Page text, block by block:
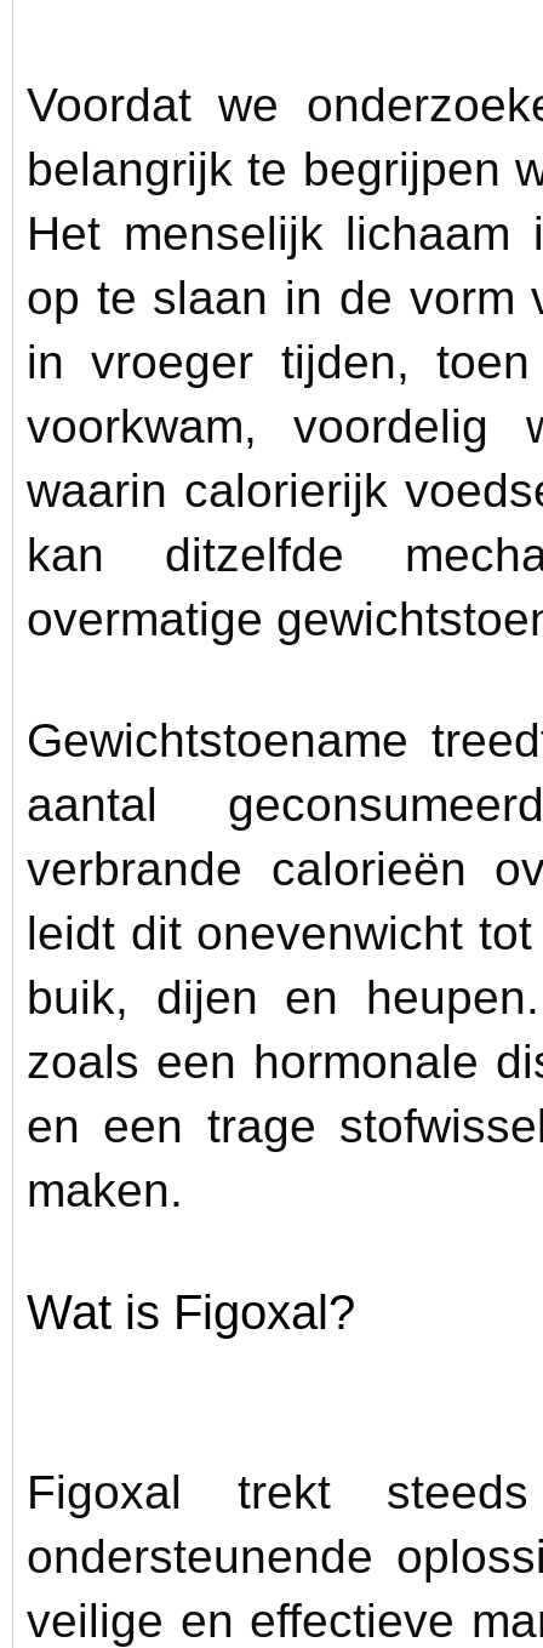
Voordat we
belangrijk te begrijpen
Het menselijk
op te slaan in de vorm
in vroeger tijden, toen
voorkwam,
waarin calorierijk
kan ditzelfde
overmatige
Gewichtstoename
aantal
verbrande calorieën
leidt dit onevenwicht
buik, dijen en
zoals een hormonale
en een trage
maken.
Wat is Figoxal?
Figoxal trekt
ondersteunende
veilige en effectieve